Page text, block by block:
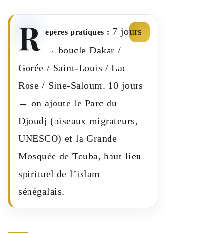
R epères pratiques : 7 jours
→ boucle Dakar /
Gorée / Saint-Louis / Lac
Rose / Sine-Saloum. 10 jours
→ on ajoute le Parc du
Djoudj (oiseaux migrateurs,
UNESCO) et la Grande
Mosquée de Touba, haut lieu
spirituel de l’islam
sénégalais.